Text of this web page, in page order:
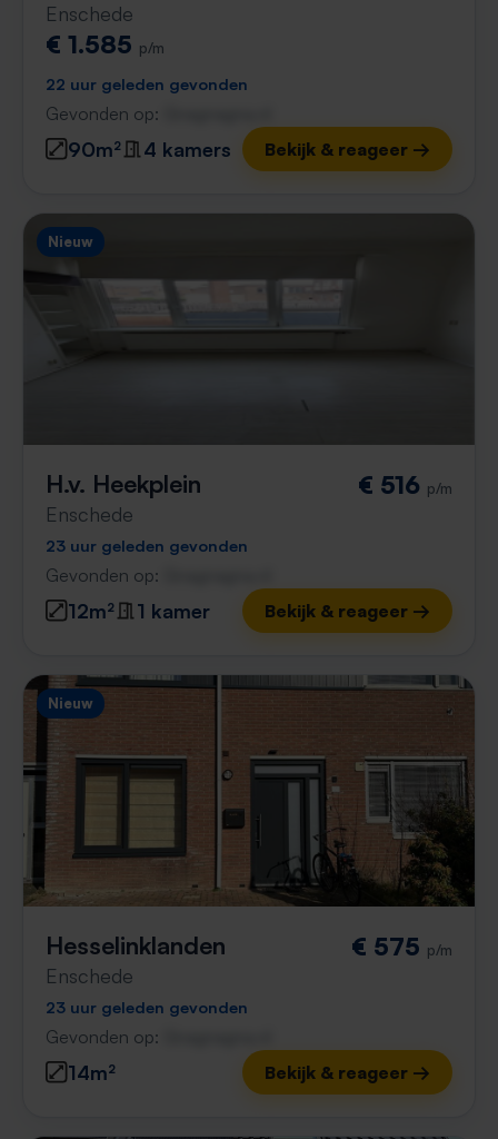
Enschede
€ 1.585 p/m
22 uur geleden gevonden
Gevonden op:
90m² 4 kamers Bekijk & reageer →
Nieuw
H.v. Heekplein
Enschede
€ 516 p/m
23 uur geleden gevonden
Gevonden op:
12m² 1 kamer Bekijk & reageer →
Nieuw
Hesselinklanden
Enschede
€ 575 p/m
23 uur geleden gevonden
Gevonden op:
14m² Bekijk & reageer →